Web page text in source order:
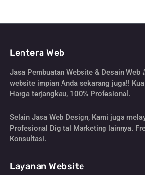
Lentera Web
Jasa Pembuatan Website & Desain Web
website impian Anda sekarang juga!!
Harga terjangkau, 100% Profesional.
Selain Jasa Web Design, Kami juga
Profesional Digital Marketing lainnya.
Konsultasi.
Layanan Website